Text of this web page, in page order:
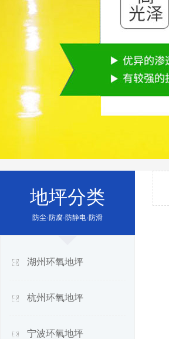
地坪分类
防尘·防腐·防静电·防滑
湖州环氧地坪
杭州环氧地坪
宁波环氧地坪